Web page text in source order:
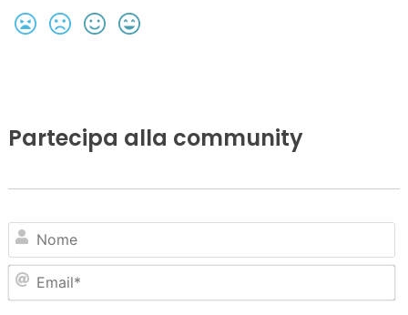
Partecipa alla community